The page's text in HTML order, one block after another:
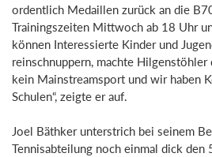
ordentlich Medaillen zurück an die
Trainingszeiten Mittwoch ab 18 Uhr
können Interessierte Kinder und
reinschnuppern, machte
kein Mainstreamsport und wir haben
Schulen“, zeigte er auf.
Joel Bäthker unterstrich bei seinem
Tennisabteilung noch einmal dick den